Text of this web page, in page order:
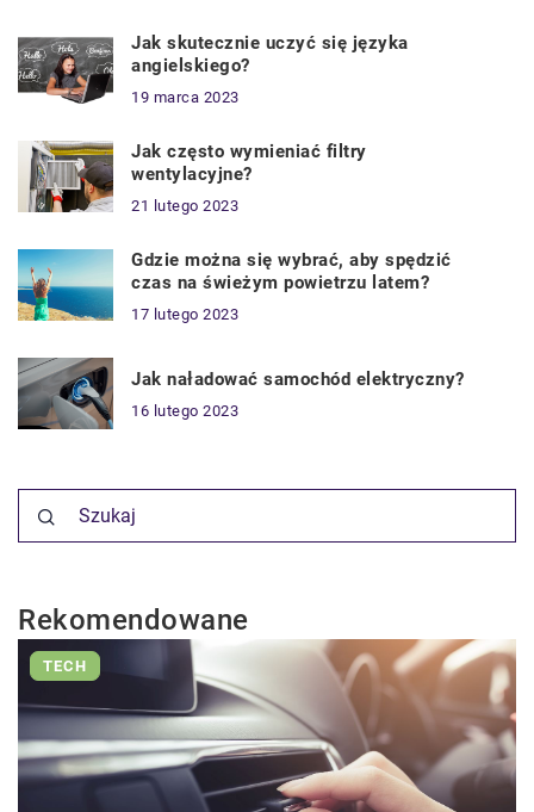
Jak skutecznie uczyć się języka
angielskiego?
19 marca 2023
Jak często wymieniać filtry
wentylacyjne?
21 lutego 2023
Gdzie można się wybrać, aby spędzić
czas na świeżym powietrzu latem?
17 lutego 2023
Jak naładować samochód elektryczny?
16 lutego 2023
Rekomendowane
TECH